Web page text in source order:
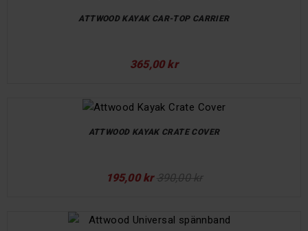
ATTWOOD KAYAK CAR-TOP CARRIER
365,00 kr
ATTWOOD KAYAK CRATE COVER
195,00 kr 390,00 kr